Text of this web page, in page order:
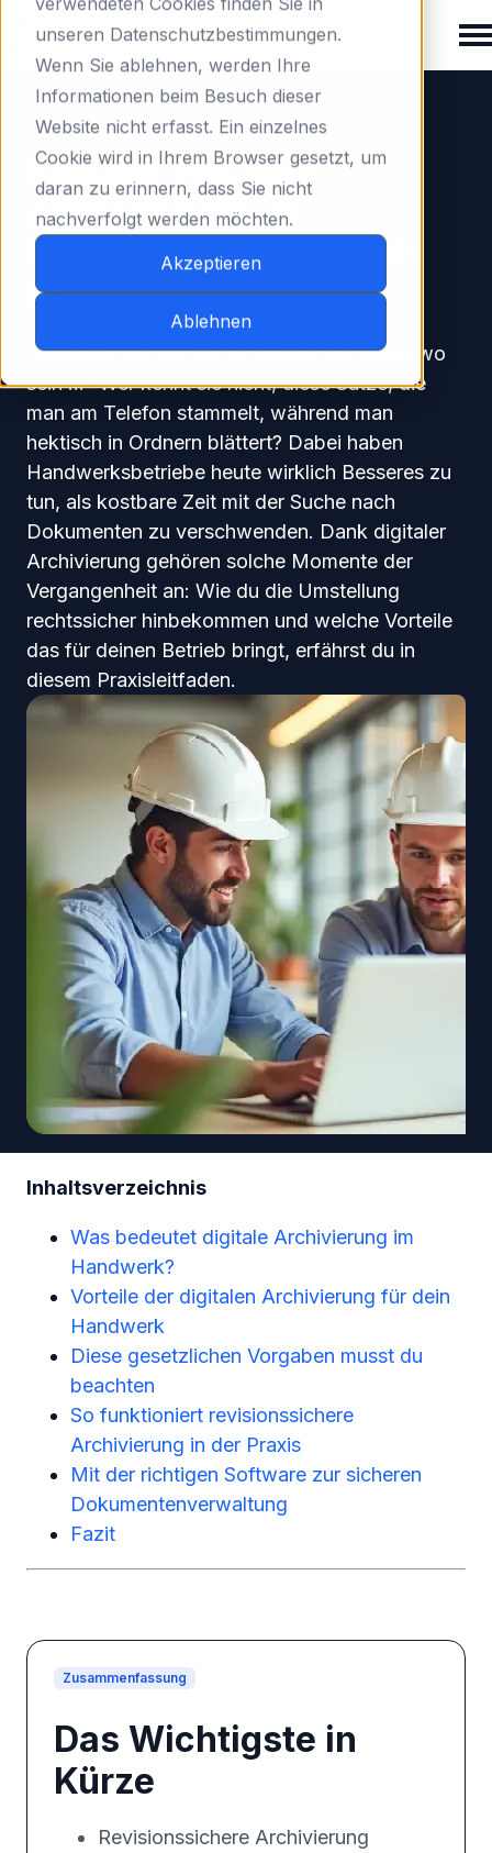
unseren Datenschutzbestimmungen.
Wenn Sie ablehnen, werden Ihre
Informationen beim Besuch dieser
Website nicht erfasst. Ein einzelnes
Cookie wird in Ihrem Browser gesetzt, um
daran zu erinnern, dass Sie nicht
nachverfolgt werden möchten.
Akzeptieren
Ablehnen
Dokumentation
Revisionssichere
Archivierung im
Handwerk: digital statt
Papierberge
„Moment, die Rechnung müsste hier irgendwo
sein ...“ Wer kennt sie nicht, diese Sätze, die
man am Telefon stammelt, während man
hektisch in Ordnern blättert? Dabei haben
Handwerksbetriebe heute wirklich Besseres zu
tun, als kostbare Zeit mit der Suche nach
Dokumenten zu verschwenden. Dank digitaler
Archivierung gehören solche Momente der
Vergangenheit an: Wie du die Umstellung
rechtssicher hinbekommen und welche Vorteile
das für deinen Betrieb bringt, erfährst du in
diesem Praxisleitfaden.
Inhaltsverzeichnis
Was bedeutet digitale Archivierung im
Handwerk?
Vorteile der digitalen Archivierung für dein
Handwerk
Diese gesetzlichen Vorgaben musst du
beachten
So funktioniert revisionssichere
Archivierung in der Praxis
Mit der richtigen Software zur sicheren
Dokumentenverwaltung
Fazit
Zusammenfassung
Das Wichtigste in
Kürze
Revisionssichere Archivierung